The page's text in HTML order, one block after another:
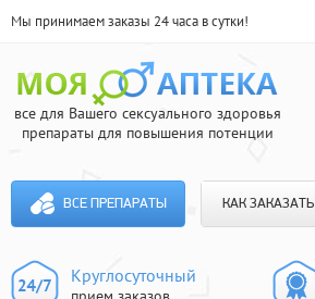
Мы принимаем заказы 24 часа в сутки!
все для Вашего сексуального здоровья
препараты для повышения потенции
ВСЕ ПРЕПАРАТЫ КАК ЗАКАЗАТЬ
Круглосуточный